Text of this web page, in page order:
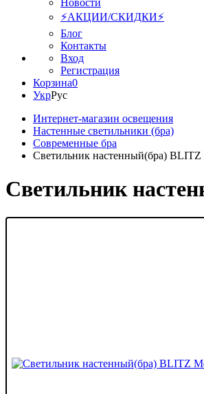
Новости
⚡АКЦИИ/СКИДКИ⚡
Блог
Контакты
Вход
Регистрация
Корзина0
УкрРус
Интернет-магазин освещения
Настенные светильники (бра)
Современные бра
Светильник настенный(бра) BLITZ
Светильник